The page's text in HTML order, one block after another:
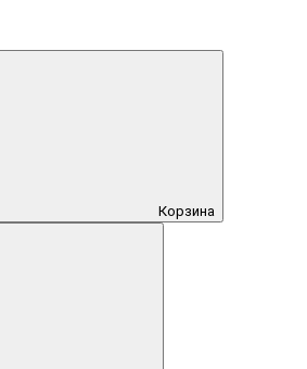
Корзина